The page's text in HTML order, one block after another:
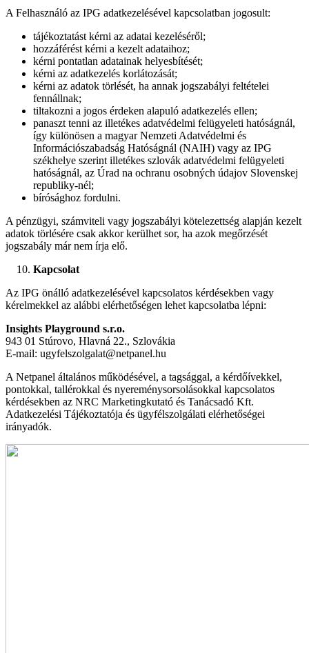
A Felhasználó az IPG adatkezelésével kapcsolatban jogosult:
tájékoztatást kérni az adatai kezeléséről;
hozzáférést kérni a kezelt adataihoz;
kérni pontatlan adatainak helyesbítését;
kérni az adatkezelés korlátozását;
kérni az adatok törlését, ha annak jogszabályi feltételei
fennállnak;
tiltakozni a jogos érdeken alapuló adatkezelés ellen;
panaszt tenni az illetékes adatvédelmi felügyeleti hatóságnál,
így különösen a magyar Nemzeti Adatvédelmi és
Információszabadság Hatóságnál (NAIH) vagy az IPG
székhelye szerint illetékes szlovák adatvédelmi felügyeleti
hatóságnál, az Úrad na ochranu osobných údajov Slovenskej
republiky-nél;
bírósághoz fordulni.
A pénzügyi, számviteli vagy jogszabályi kötelezettség alapján kezelt
adatok törlésére csak akkor kerülhet sor, ha azok megőrzését
jogszabály már nem írja elő.
Kapcsolat
Az IPG önálló adatkezelésével kapcsolatos kérdésekben vagy
kérelmekkel az alábbi elérhetőségen lehet kapcsolatba lépni:
Insights Playground s.r.o.
943 01 Stúrovo, Hlavná 22., Szlovákia
E-mail: ugyfelszolgalat@netpanel.hu
A Netpanel általános működésével, a tagsággal, a kérdőívekkel,
pontokkal, tallérokkal és nyereménysorsolásokkal kapcsolatos
kérdésekben az NRC Marketingkutató és Tanácsadó Kft.
Adatkezelési Tájékoztatója és ügyfélszolgálati elérhetőségei
irányadók.